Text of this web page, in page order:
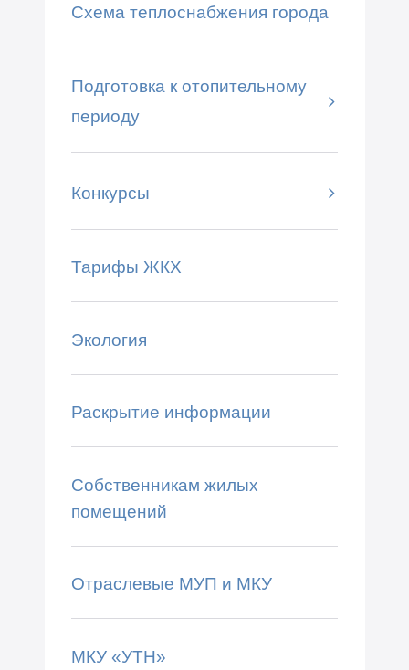
Схема теплоснабжения города
Подготовка к отопительному
периоду
Конкурсы
Тарифы ЖКХ
Экология
Раскрытие информации
Собственникам жилых
помещений
Отраслевые МУП и МКУ
МКУ «УТН»